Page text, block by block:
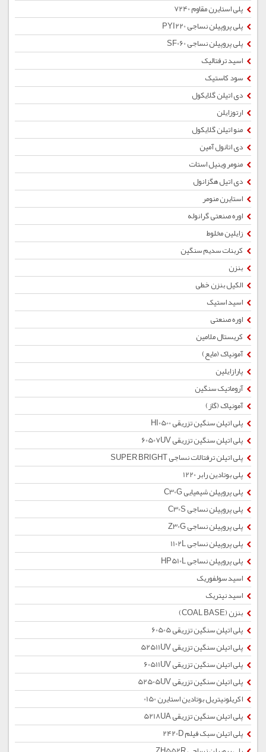
پلی استایرن مقاوم 7240
پلی پروپیلن نساجی PYI220
پلی پروپیلن نساجی SF060
اسید ترفتالیک
سود کاستیک
دی اتیلن گلایکول
ارتوزایلن
منو اتیلن گلایکول
دی اتانول آمین
منومر وینیل استات
دی اتیل هگزانول
استایرن منومر
اوره صنعتی گرانوله
زایلین مخلوط
کربنات سدیم سنگین
بنزن
الکیل بنزن خطی
اسید استیک
اوره صنعتی
کریستال ملامین
آمونیاک (مایع)
پارازایلین
آروماتیک سنگین
آمونیاک (گاز)
پلی اتیلن سنگین تزریقی HI0500
پلی اتیلن سنگین تزریقی 60507UV
پلی اتیلن ترفتالات نساجی SUPER BRIGHT
پلی بوتادین رابر 1220
پلی پروپیلن شیمیایی C30G
پلی پروپیلن نساجی C30S
پلی پروپیلن نساجی Z30G
پلی پروپیلن نساجی 1102L
پلی پروپیلن نساجی HP510L
اسید سولفوریک
اسید نیتریک
بنزن (COAL BASE)
پلی اتیلن سنگین تزریقی 60505
پلی اتیلن سنگین تزریقی 52511UV
پلی اتیلن سنگین تزریقی 60511UV
پلی اتیلن سنگین تزریقی 52505UV
اکریلونیتریل بوتادین استایرن 0150
پلی اتیلن سنگین تزریقی 5218UA
پلی اتیلن سبک فیلم 2420D